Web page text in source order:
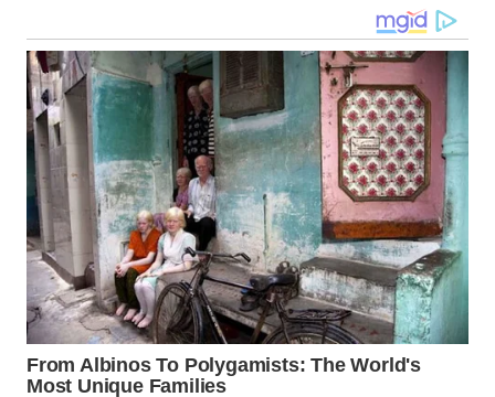
LANGKAT
WN
TAPANULI
SELATAN
WN
TANJUNG
LESUNG
WN
KARO
WN